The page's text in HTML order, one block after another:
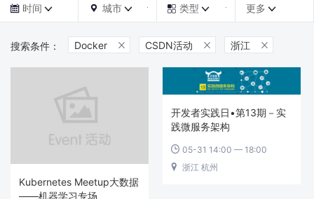
 时间   城市   类型  更多 
Docker  CSDN活动  浙江 
Kubernetes Meetup大数据
——机器学习专场
开发者实践日•第13期－实
践微服务架构
 05-31 14:00 — 18:00
 浙江 杭州